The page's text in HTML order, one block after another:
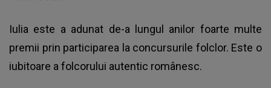
Iulia este a adunat de-a lungul anilor foarte multe
premii prin participarea la concursurile folclor. Este o
iubitoare a folcorului autentic românesc.